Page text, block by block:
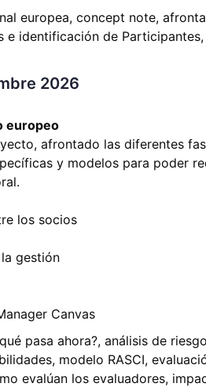
europea, concept note,
e identificación de
2026
europeo
afrontado las diferentes
y modelos para poder
los socios
gestión
Canvas
pasa ahora?, análisis de
modelo RASCI,
evalúan los evaluadores,